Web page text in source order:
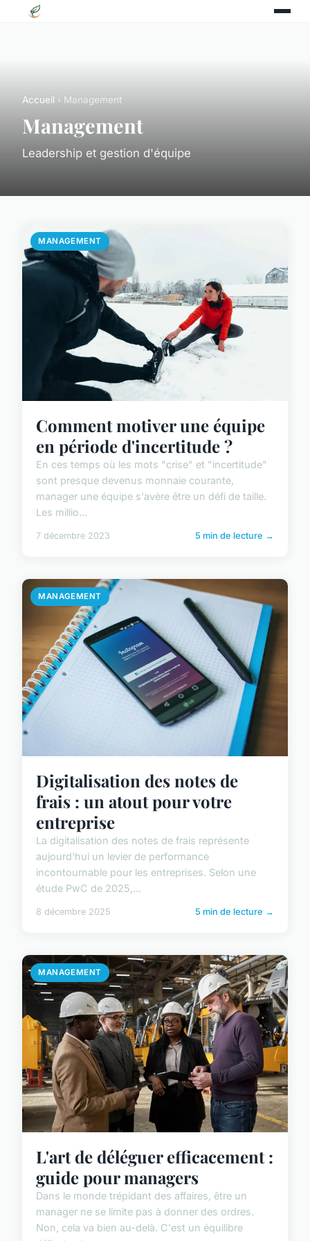
Accueil › Management
Management
Leadership et gestion d'équipe
MANAGEMENT
Comment motiver une équipe
en période d'incertitude ?
En ces temps où les mots "crise" et "incertitude"
sont presque devenus monnaie courante,
manager une équipe s'avère être un défi de taille.
Les millio...
7 décembre 2023 5 min de lecture →
MANAGEMENT
Digitalisation des notes de
frais : un atout pour votre
entreprise
La digitalisation des notes de frais représente
aujourd'hui un levier de performance
incontournable pour les entreprises. Selon une
étude PwC de 2025,...
8 décembre 2025 5 min de lecture →
MANAGEMENT
L'art de déléguer efficacement :
guide pour managers
Dans le monde trépidant des affaires, être un
manager ne se limite pas à donner des ordres.
Non, cela va bien au-delà. C'est un équilibre